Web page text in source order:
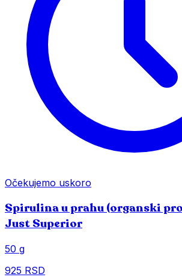
Očekujemo uskoro
Spirulina u prahu (organski
Just Superior
50 g
925 RSD